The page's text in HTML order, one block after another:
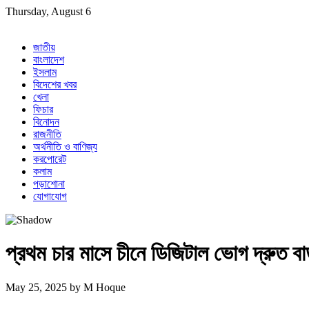
Skip
Thursday, August 6
জাতীয়
বাংলাদেশ
ইসলাম
বিদেশের খবর
খেলা
ফিচার
বিনোদন
রাজনীতি
অর্থনীতি ও বাণিজ্য
করপোরেট
কলাম
পড়াশোনা
যোগাযোগ
প্রথম চার মাসে চীনে ডিজিটাল ভোগ দ্রুত
May 25, 2025 by M Hoque